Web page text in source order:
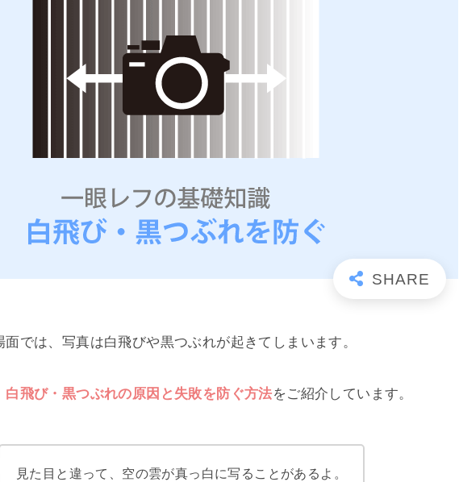
では、写真は白飛びや黒つぶれが起きてしまいます。
白飛び・黒つぶれの原因と失敗を防ぐ方法をご紹介しています。
見た目と違って、空の雲が真っ白に写ることがあるよ。